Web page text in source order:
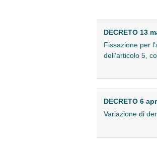
DECRETO 13
Fissazione per
dell'articolo 5,
DECRETO 6
Variazione di